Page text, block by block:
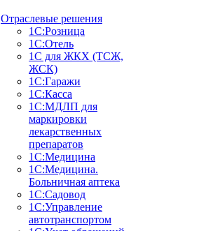
Отраслевые решения
1С:Розница
1С:Отель
1С для ЖКХ (ТСЖ,
ЖСК)
1С:Гаражи
1С:Касса
1С:МДЛП для
маркировки
лекарственных
препаратов
1С:Медицина
1С:Медицина.
Больничная аптека
1С:Садовод
1С:Управление
автотранспортом